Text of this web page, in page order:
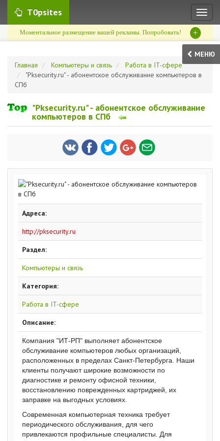
T0psites
Моментальное размещение вашей рекламы. Попробовать! +
МЕНЮ
Главная
Компьютеры и связь
Работа в IT-сфере
"Pksecurity.ru" - абонентское обслуживание компьютеров в
СПб
"Pksecurity.ru" - абонентское обслуживание
компьютеров в СПб
Адреса:
http://pksecurity.ru
Раздел:
Компьютеры и связь
Категория:
Работа в IT-сфере
Описание:
Компания "ИТ-РП" выполняет абонентское
обслуживание компьютеров любых организаций,
расположенных в пределах Санкт-Петербурга. Наши
клиенты получают широкие возможности по
диагностике и ремонту офисной техники,
восстановлению поврежденных картриджей, их
заправке на выгодных условиях.
Современная компьютерная техника требует
периодического обслуживания, для чего
привлекаются профильные специалисты. Для